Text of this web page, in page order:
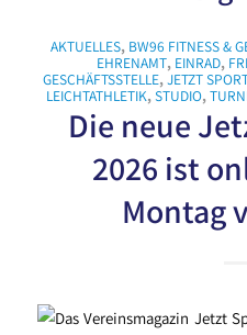
AKTUELLES, BW96 FITNESS &
EHRENAMT, EINRAD,
GESCHÄFTSSTELLE,JETZT
LEICHTATHLETIK,STUDIO,
Die neue
2026 ist
Montag